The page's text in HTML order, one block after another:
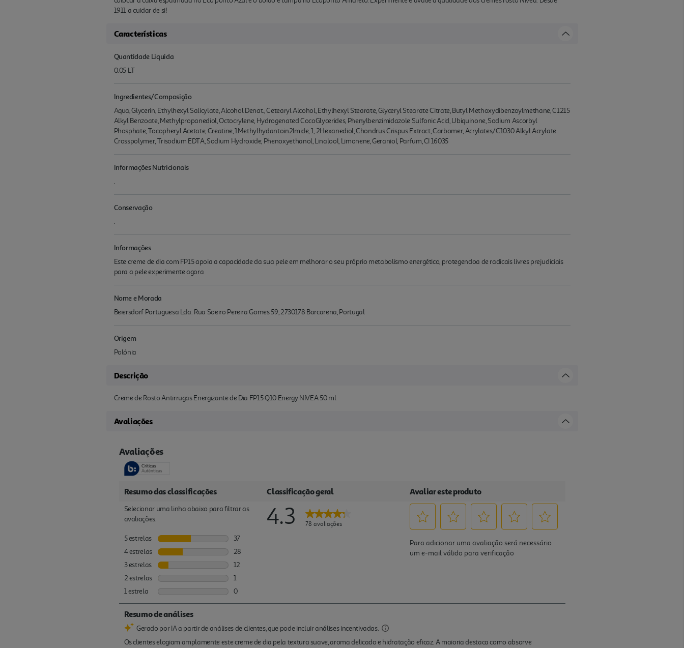
1911 a cuidar de si!
Características
Quantidade Liquida
0.05 LT
Ingredientes/Composição
Aqua, Glycerin, Ethylhexyl Salicylate, Alcohol Denat., Cetearyl Alcohol, Ethylhexyl Stearate, Glyceryl Stearate Citrate, Butyl Methoxydibenzoylmethane, C1215
Alkyl Benzoate, Methylpropanediol, Octocrylene, Hydrogenated CocoGlycerides, Phenylbenzimidazole Sulfonic Acid, Ubiquinone, Sodium Ascorbyl
Phosphate, Tocopheryl Acetate, Creatine, 1Methylhydantoin2Imide, 1, 2Hexanediol, Chondrus Crispus Extract, Carbomer, Acrylates/C1030 Alkyl Acrylate
Crosspolymer, Trisodium EDTA, Sodium Hydroxide, Phenoxyethanol, Linalool, Limonene, Geraniol, Parfum, CI 16035
Informações Nutricionais
.
Conservação
.
Informações
Este creme de dia com FP15 apoia a capacidade da sua pele em melhorar o seu próprio metabolismo energético, protegendoa de radicais livres prejudiciais
para a pele experimente agora
Nome e Morada
Beiersdorf Portuguesa Lda. Rua Soeiro Pereira Gomes 59, 2730178 Barcarena, Portugal
Origem
Polónia
Descrição
Creme de Rosto Antirrugas Energizante de Dia FP15 Q10 Energy NIVEA 50 ml
Avaliações